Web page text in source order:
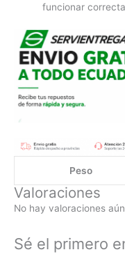
funcionar
Peso
Valoraciones
No hay valoraciones
Sé el primero